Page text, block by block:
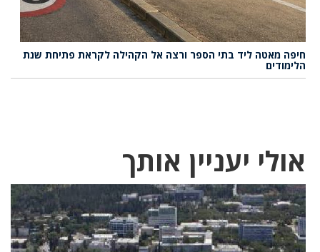
חיפה מאטה ליד בתי הספר ורצה אל הקהילה לקראת פתיחת שנת
הלימודים
אולי יעניין אותך